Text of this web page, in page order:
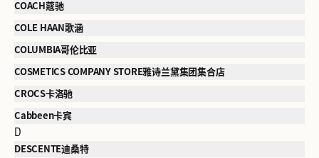
COACH蔻驰
COLE HAAN歌涵
COLUMBIA哥伦比亚
COSMETICS COMPANY STORE雅诗兰黛集团集合店
CROCS卡洛驰
Cabbeen卡宾
D
DESCENTE迪桑特